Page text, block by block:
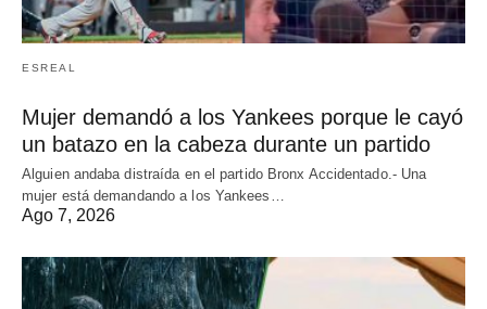
ESREAL
Mujer demandó a los Yankees porque le cayó
un batazo en la cabeza durante un partido
Alguien andaba distraída en el partido Bronx Accidentado.- Una
mujer está demandando a los Yankees…
Ago 7, 2026